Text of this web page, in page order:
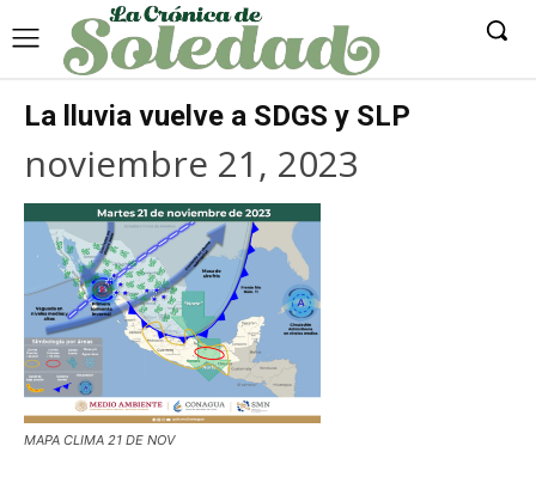
La lluvia vuelve a SDGS y SLP
noviembre 21, 2023
MAPA CLIMA 21 DE NOV